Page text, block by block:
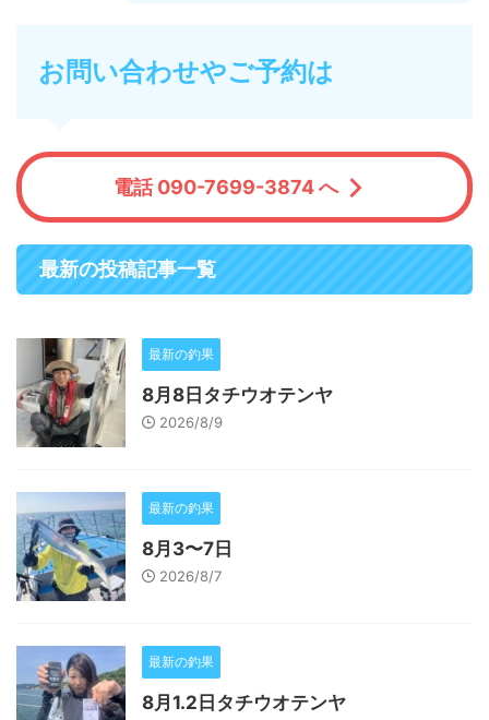
お問い合わせやご予約は
電話 090-7699-3874 へ
最新の投稿記事一覧
最新の釣果
8月8日タチウオテンヤ
2026/8/9
最新の釣果
8月3〜7日
2026/8/7
最新の釣果
8月1.2日タチウオテンヤ